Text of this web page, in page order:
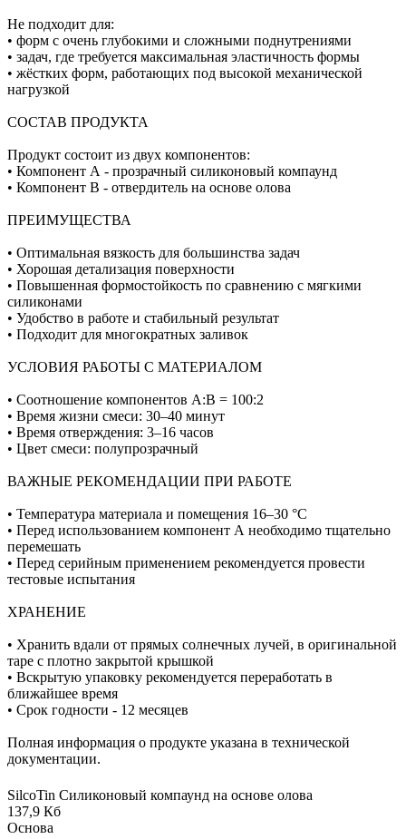
Не подходит для:
• форм с очень глубокими и сложными поднутрениями
• задач, где требуется максимальная эластичность формы
• жёстких форм, работающих под высокой механической
нагрузкой
СОСТАВ ПРОДУКТА
Продукт состоит из двух компонентов:
• Компонент А - прозрачный силиконовый компаунд
• Компонент В - отвердитель на основе олова
ПРЕИМУЩЕСТВА
• Оптимальная вязкость для большинства задач
• Хорошая детализация поверхности
• Повышенная формостойкость по сравнению с мягкими
силиконами
• Удобство в работе и стабильный результат
• Подходит для многократных заливок
УСЛОВИЯ РАБОТЫ С МАТЕРИАЛОМ
• Соотношение компонентов А:В = 100:2
• Время жизни смеси: 30–40 минут
• Время отверждения: 3–16 часов
• Цвет смеси: полупрозрачный
ВАЖНЫЕ РЕКОМЕНДАЦИИ ПРИ РАБОТЕ
• Температура материала и помещения 16–30 °C
• Перед использованием компонент А необходимо тщательно
перемешать
• Перед серийным применением рекомендуется провести
тестовые испытания
ХРАНЕНИЕ
• Хранить вдали от прямых солнечных лучей, в оригинальной
таре с плотно закрытой крышкой
• Вскрытую упаковку рекомендуется переработать в
ближайшее время
• Срок годности - 12 месяцев
Полная информация о продукте указана в технической
документации.
SilcoTin Силиконовый компаунд на основе олова
137,9 Кб
Основа